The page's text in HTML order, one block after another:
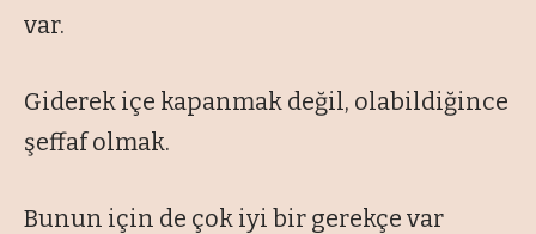
var.
Giderek içe kapanmak değil, olabildiğince
şeffaf olmak.
Bunun için de çok iyi bir gerekçe var